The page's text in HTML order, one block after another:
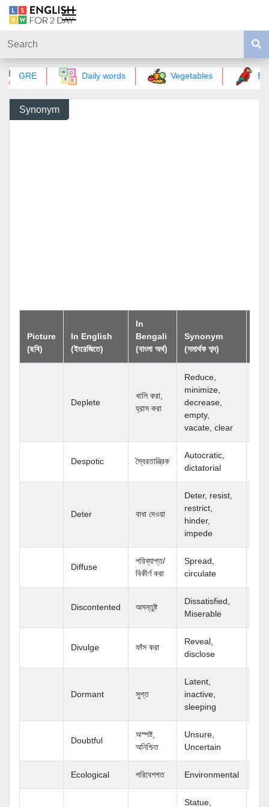
GRE Daily words Vegetables
Synonym
Picture
(ছবি)
In English
(ইংরেজিতে)
In
Bengali
(বাংলা অর্থ)
Synonym
(সমার্থক শব্দ)
Deplete
খালি করা,
হ্রাস করা
Reduce,
minimize,
decrease,
empty,
vacate, clear
Despotic স্বৈরতান্ত্রিক
Autocratic,
dictatorial
Deter বাধা দেওয়া
Deter, resist,
restrict,
hinder,
impede
Diffuse
পরিব্যাপ্ত/
বিকীর্ণ করা
Spread,
circulate
Discontented অসন্তুষ্ট
Dissatisfied,
Miserable
Divulge ফাঁস করা
Reveal,
disclose
Dormant সুপ্ত
Latent,
inactive,
sleeping
Doubtful
অস্পষ্ট,
অনিশ্চিত
Unsure,
Uncertain
Ecological পরিবেশগত Environmental
Statue,